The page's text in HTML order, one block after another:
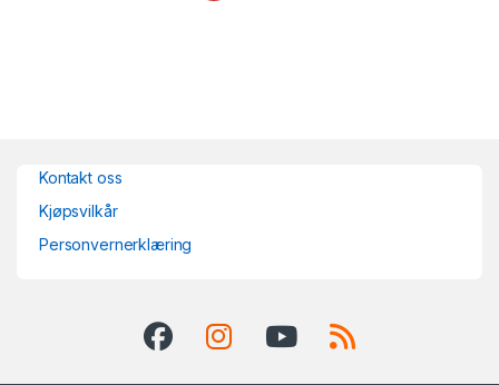
Kontakt oss
Kjøpsvilkår
Personvernerklæring